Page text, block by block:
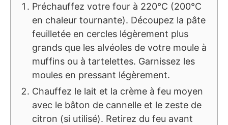
Préchauffez votre four à 220°C (200°C
en chaleur tournante). Découpez la pâte
feuilletée en cercles légèrement plus
grands que les alvéoles de votre moule à
muffins ou à tartelettes. Garnissez les
moules en pressant légèrement.
Chauffez le lait et la crème à feu moyen
avec le bâton de cannelle et le zeste de
citron (si utilisé). Retirez du feu avant